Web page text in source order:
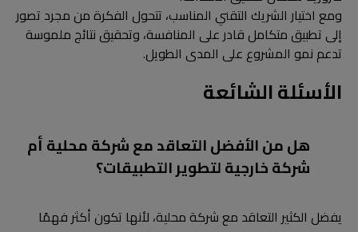
ومع اختيار الشريك التقني المناسب، تتحول الفكرة من مجرد تصور
إلى تطبيق متكامل قادر على المنافسة، وتحقيق نتائج ملموسة
تدعم نمو المشروع على المدى الطويل.
الأسئلة الشائعة
هل من الأفضل التعاقد مع شركة محلية أم
شركة خارجية لتطوير التطبيقات؟
يفضل الكثير التعاقد مع شركة محلية، لأنها تكون أكثر فهمًا